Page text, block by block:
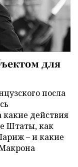
для
посла
действия
Штаты, как
– и какие